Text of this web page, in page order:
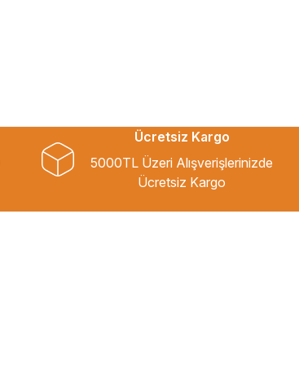
Ücretsiz Kargo
5000TL Üzeri Alışverişlerinizde
Ücretsiz Kargo